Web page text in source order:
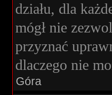
działu, dla
mógł nie
przyznać
dlaczego nie
Góra